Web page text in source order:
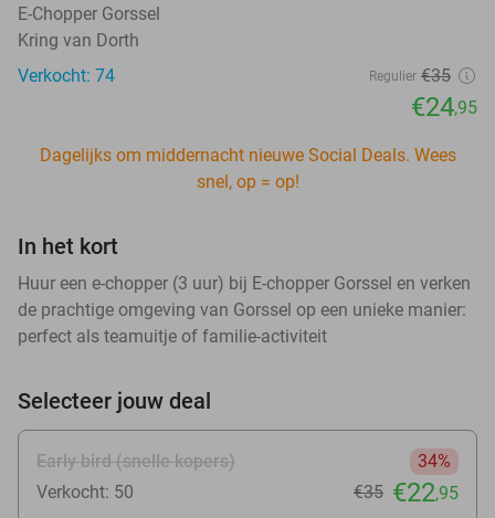
E-Chopper Gorssel
Kring van Dorth
Verkocht: 74
Regulier €35
€24,95
Dagelijks om middernacht nieuwe Social Deals. Wees
snel, op = op!
In het kort
Huur een e-chopper (3 uur) bij E-chopper Gorssel en verken
de prachtige omgeving van Gorssel op een unieke manier:
perfect als teamuitje of familie-activiteit
Selecteer jouw deal
Early bird (snelle kopers)
34%
Verkocht: 50
€35 €22,95